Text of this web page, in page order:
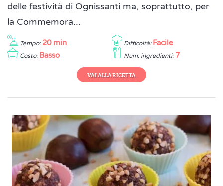
delle festività di Ognissanti ma, soprattutto, per
la Commemora...
Tempo: 20 min Difficoltà: Facile
Costo: Basso Num. ingredienti: 7
VAI ALLA RICETTA